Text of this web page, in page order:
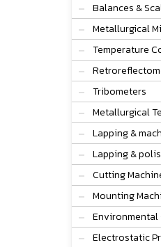
Balances &
Metallurgical
Temperature
Tribometers
Metallurgical
Lapping &
Lapping &
Cutting
Mounting
Environmental
Electrostatic